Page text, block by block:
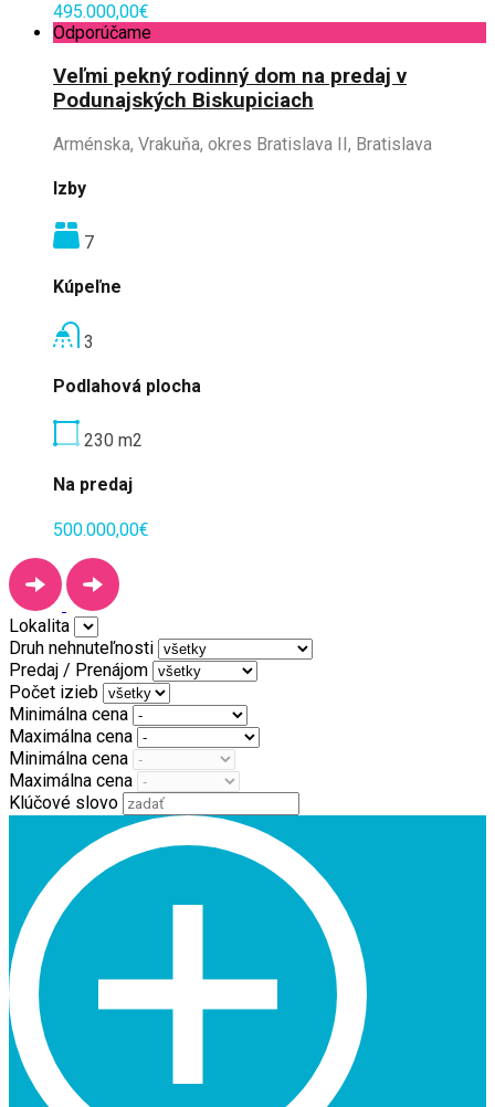
495.000,00€
Odporúčame
Veľmi pekný rodinný dom na predaj v
Podunajských Biskupiciach
Arménska, Vrakuňa, okres Bratislava II, Bratislava
Izby
7
Kúpeľne
3
Podlahová plocha
230 m2
Na predaj
500.000,00€
Lokalita
Druh nehnuteľnosti
Predaj / Prenájom
Počet izieb
Minimálna cena
Maximálna cena
Minimálna cena
Maximálna cena
Klúčové slovo